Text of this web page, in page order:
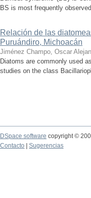
BS is most frequently
Relación de las
Puruándiro, Michoacán
Jiménez Champo, Oscar
Diatoms are commonly used
studies on the class
DSpace software copyright ©
Contacto
Sugerencias